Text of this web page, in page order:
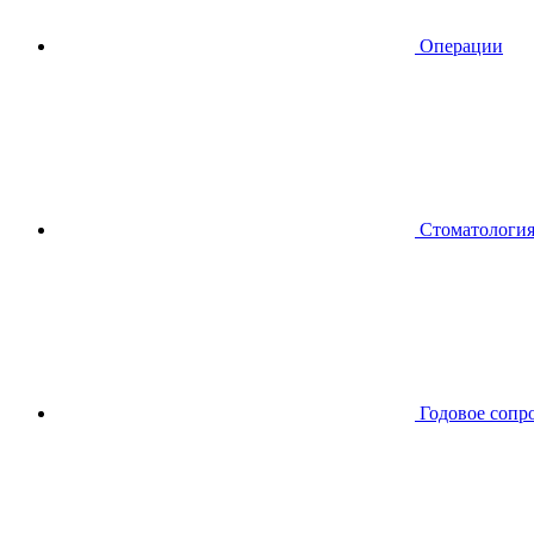
Операции
Стоматология
Годовое